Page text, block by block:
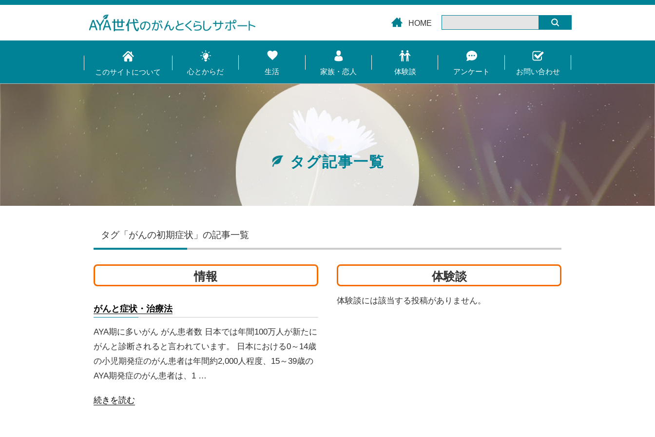
HOME
このサイトについて 心とからだ 生活 家族・恋人 体験談 アンケート お問い合わせ
タグ記事一覧
タグ「がんの初期症状」の記事一覧
情報
がんと症状・治療法
AYA期に多いがん がん患者数 日本では年間100万人が新たに
がんと診断されると言われています。 日本における0～14歳
の小児期発症のがん患者は年間約2,000人程度、15～39歳の
AYA期発症のがん患者は、1 …
続きを読む
体験談
体験談には該当する投稿がありません。